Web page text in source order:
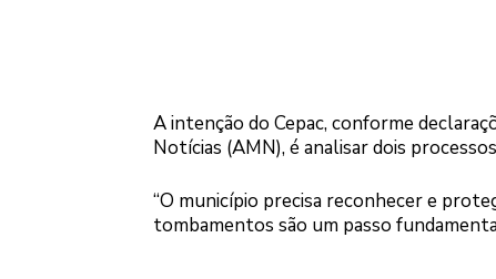
A intenção do Cepac, conforme
Notícias (AMN), é analisar dois
“O município precisa reconhecer e
tombamentos são um passo